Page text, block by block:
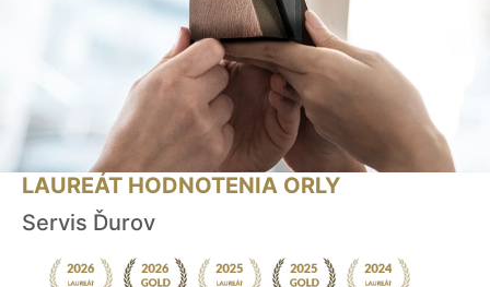
LAUREÁT HODNOTENIA ORLY
Servis Ďurov